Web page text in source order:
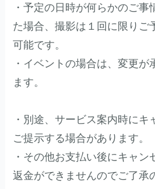
・予定の日時が何らかのご事
た場合、撮影は１回に限りご
可能です。
・イベントの場合は、変更が
ます。
・別途、サービス案内時にキ
ご提示する場合があります。
・その他お支払い後にキャン
返金ができませんのでご了承